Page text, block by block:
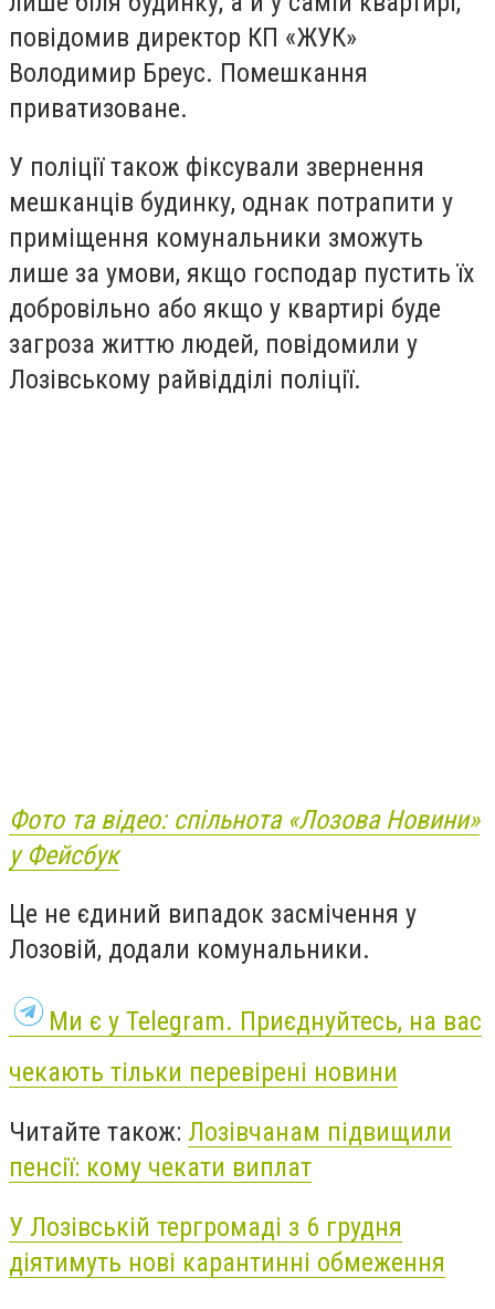
повідомив директор КП «ЖУК»
Володимир Бреус. Помешкання
приватизоване.
У поліції також фіксували звернення
мешканців будинку, однак потрапити у
приміщення комунальники зможуть
лише за умови, якщо господар пустить їх
добровільно або якщо у квартирі буде
загроза життю людей, повідомили у
Лозівському райвідділі поліції.
Фото та відео: спільнота «Лозова Новини»
у Фейсбук
Це не єдиний випадок засмічення у
Лозовій, додали комунальники.
Ми є у Telegram. Приєднуйтесь, на вас
чекають тільки перевірені новини
Читайте також: Лозівчанам підвищили
пенсії: кому чекати виплат
У Лозівській тергромаді з 6 грудня
діятимуть нові карантинні обмеження